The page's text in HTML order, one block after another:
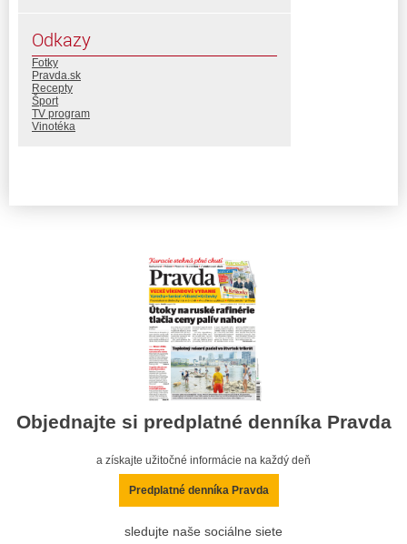
Odkazy
Fotky
Pravda.sk
Recepty
Šport
TV program
Vinotéka
Objednajte si predplatné denníka Pravda
a získajte užitočné informácie na každý deň
Predplatné denníka Pravda
sledujte naše sociálne siete